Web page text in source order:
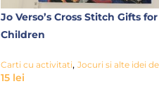
Jo Verso’s Cross Stitch Gifts for
Children
Carti cu activitati, Jocuri si alte idei
15 lei